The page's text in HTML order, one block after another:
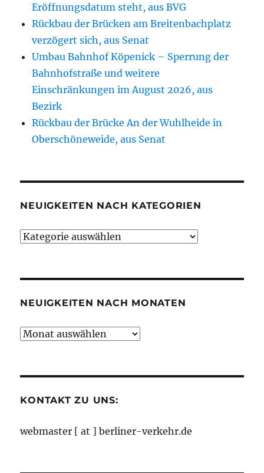
Eröffnungsdatum steht, aus BVG
Rückbau der Brücken am Breitenbachplatz
verzögert sich, aus Senat
Umbau Bahnhof Köpenick – Sperrung der
Bahnhofstraße und weitere
Einschränkungen im August 2026, aus
Bezirk
Rückbau der Brücke An der Wuhlheide in
Oberschöneweide, aus Senat
NEUIGKEITEN NACH KATEGORIEN
Neuigkeiten
NEUIGKEITEN NACH MONATEN
Neuigkeiten
KONTAKT ZU UNS:
webmaster [ at ] berliner-verkehr.de